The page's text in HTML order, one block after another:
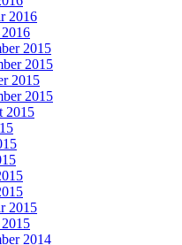
2016
2016
2015
2015
2015
2015
2015
2015
2015
2014